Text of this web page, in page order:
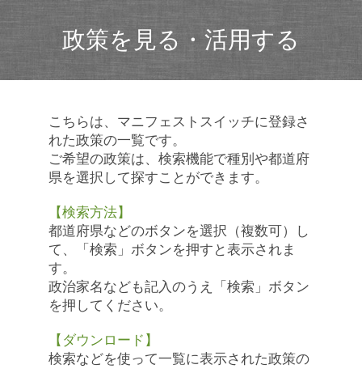
政策を見る・活用する
こちらは、マニフェストスイッチに登録さ
れた政策の一覧です。
ご希望の政策は、検索機能で種別や都道府
県を選択して探すことができます。
【検索方法】
都道府県などのボタンを選択（複数可）し
て、「検索」ボタンを押すと表示されま
す。
政治家名なども記入のうえ「検索」ボタン
を押してください。
【ダウンロード】
検索などを使って一覧に表示された政策の